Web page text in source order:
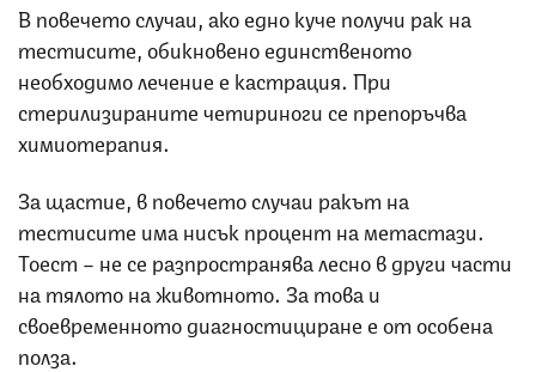
В повечето случаи, ако едно куче получи рак на
тестисите, обикновено единственото
необходимо лечение е кастрация. При
стерилизираните четириноги се препоръчва
химиотерапия.
За щастие, в повечето случаи ракът на
тестисите има нисък процент на метастази.
Тоест – не се разпространява лесно в други части
на тялото на животното. За това и
своевременното диагностициране е от особена
полза.